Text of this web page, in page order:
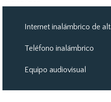
Internet inalámbrico de
Teléfono inalámbrico
Equipo audiovisual